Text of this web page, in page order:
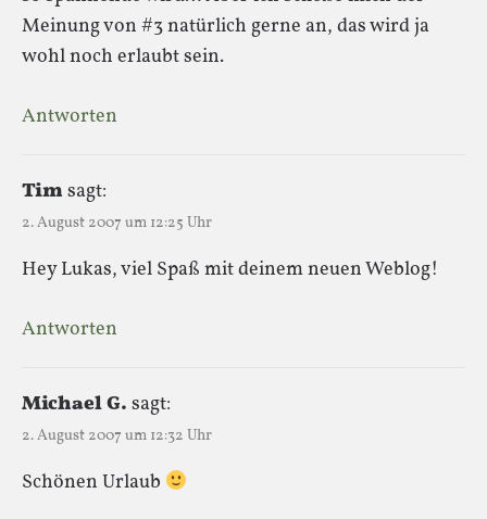
Meinung von #3 natürlich gerne an, das wird ja
wohl noch erlaubt sein.
Antworten
Timsagt:
2. August 2007 um 12:25 Uhr
Hey Lukas, viel Spaß mit deinem neuen Weblog!
Antworten
Michael G. sagt:
2. August 2007 um 12:32 Uhr
Schönen Urlaub